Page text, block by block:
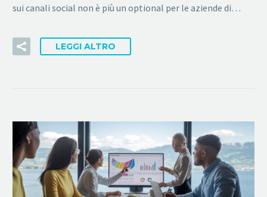
sui canali social non è più un optional per le aziende di…
LEGGI ALTRO